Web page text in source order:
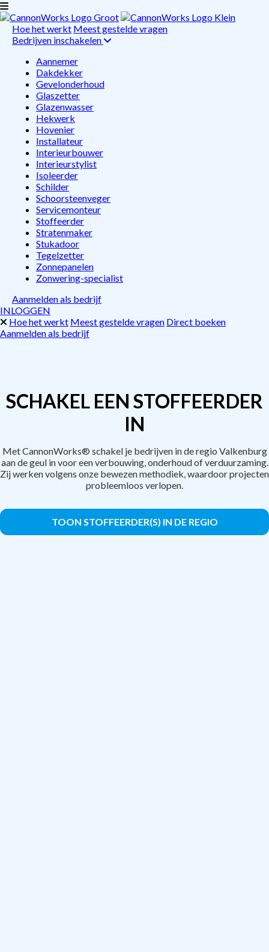
Hoe het werkt Meest gestelde vragen
Bedrijven inschakelen
Aannemer
Dakdekker
Gevelonderhoud
Glaszetter
Glazenwasser
Hekwerk
Hovenier
Installateur
Interieurbouwer
Interieurstylist
Isoleerder
Schilder
Schoorsteenveger
Servicemonteur
Stoffeerder
Stratenmaker
Stukadoor
Tegelzetter
Zonnepanelen
Zonwering-specialist
Aanmelden als bedrijf
INLOGGEN
Hoe het werkt Meest gestelde vragen Direct boeken
Aanmelden als bedrijf
SCHAKEL EEN STOFFEERDER
IN
Met CannonWorks® schakel je bedrijven in de regio Valkenburg
aan de geul in voor een verbouwing, onderhoud of verduurzaming.
Zij werken volgens onze bewezen methodiek, waardoor projecten
probleemloos verlopen.
TOON STOFFEERDER(S) IN DE REGIO